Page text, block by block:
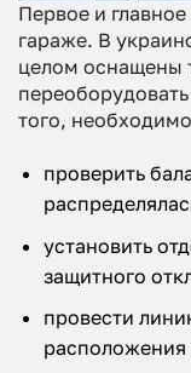
Первое и
гараже. В
целом оснащены
того,
проверить
установить
защитного
провести
расположения